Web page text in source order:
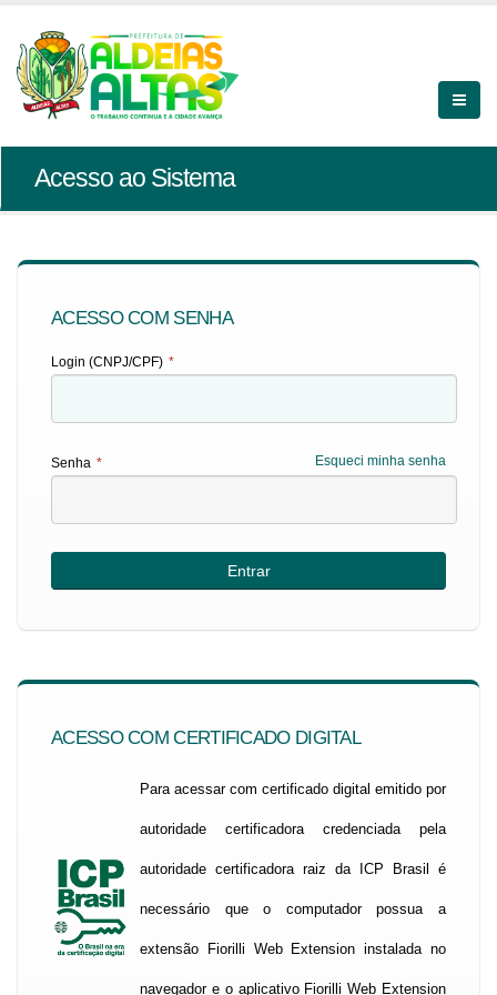
Acesso ao Sistema
ACESSO COM SENHA
Login (CNPJ/CPF) *
Esqueci minha senha
Senha *
ACESSO COM CERTIFICADO DIGITAL
Para acessar com certificado digital emitido por
autoridade certificadora credenciada pela
autoridade certificadora raiz da ICP Brasil é
necessário que o computador possua a
extensão Fiorilli Web Extension instalada no
navegador e o aplicativo Fiorilli Web Extension